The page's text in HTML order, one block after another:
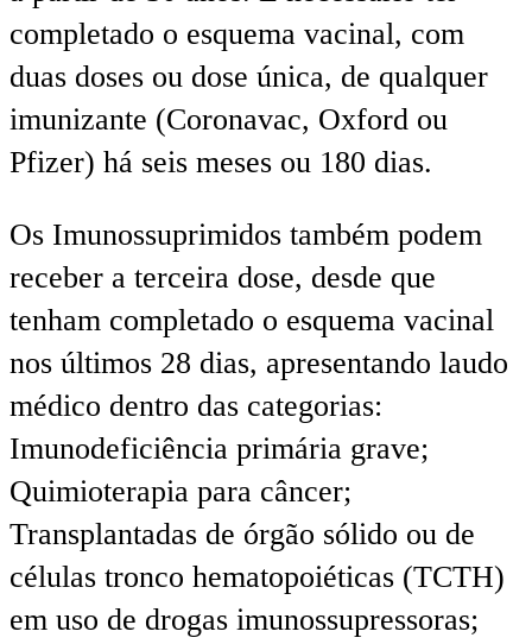
completado o esquema vacinal, com
duas doses ou dose única, de qualquer
imunizante (Coronavac, Oxford ou
Pfizer) há seis meses ou 180 dias.
Os Imunossuprimidos também podem
receber a terceira dose, desde que
tenham completado o esquema vacinal
nos últimos 28 dias, apresentando laudo
médico dentro das categorias:
Imunodeficiência primária grave;
Quimioterapia para câncer;
Transplantadas de órgão sólido ou de
células tronco hematopoiéticas (TCTH)
em uso de drogas imunossupressoras;